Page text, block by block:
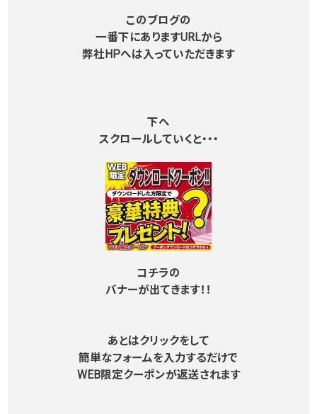
このブログの
一番下にありますURLから
弊社HPへは入っていただきます
下へ
スクロールしていくと・・・
コチラの
バナーが出てきます！！
あとはクリックをして
簡単なフォームを入力するだけで
WEB限定クーポンが返送されます